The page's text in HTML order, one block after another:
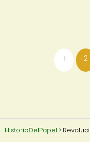
1 2
HistoriaDelPapel